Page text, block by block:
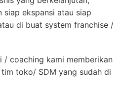
siap ekspansi atau siap
di buat system franchise /
/ coaching kami memberikan
toko/ SDM yang sudah di